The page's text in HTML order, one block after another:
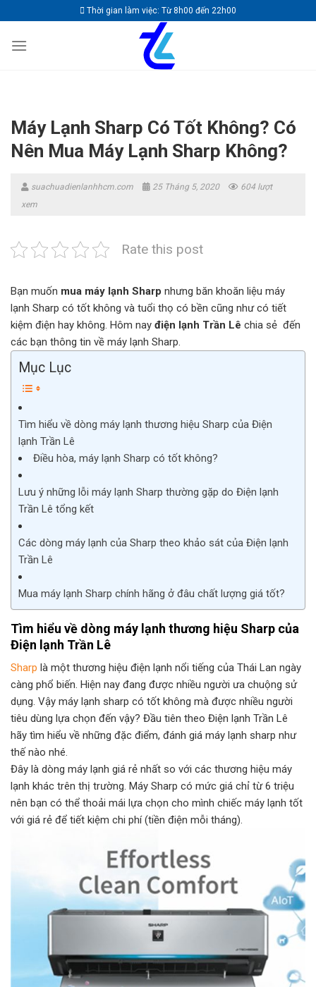
to
content
Thời gian làm việc: Từ 8h00 đến 22h00
Máy Lạnh Sharp Có Tốt Không? Có
Nên Mua Máy Lạnh Sharp Không?
suachuadienlanhhcm.com 25 Tháng 5, 2020
604 lượt
xem
Rate this post
Bạn muốn mua máy lạnh Sharp nhưng băn khoăn liệu máy
lạnh Sharp có tốt không và tuổi thọ có bền cũng như có tiết
kiệm điện hay không. Hôm nay điện lạnh Trần Lê chia sẻ đến
các bạn thông tin về máy lạnh Sharp.
Mục Lục
Tìm hiểu về dòng máy lạnh thương hiệu Sharp của Điện
lạnh Trần Lê
Điều hòa, máy lạnh Sharp có tốt không?
Lưu ý những lỗi máy lạnh Sharp thường gặp do Điện lạnh
Trần Lê tổng kết
Các dòng máy lạnh của Sharp theo khảo sát của Điện lạnh
Trần Lê
Mua máy lạnh Sharp chính hãng ở đâu chất lượng giá tốt?
Tìm hiểu về dòng máy lạnh thương hiệu Sharp của
Điện lạnh Trần Lê
Sharp là một thương hiệu điện lạnh nổi tiếng của Thái Lan ngày
càng phổ biến. Hiện nay đang được nhiều người ưa chuộng sử
dụng. Vậy máy lạnh sharp có tốt không mà được nhiều người
tiêu dùng lựa chọn đến vậy? Đầu tiên theo Điện lạnh Trần Lê
hãy tìm hiểu về những đặc điểm, đánh giá máy lạnh sharp như
thế nào nhé.
Đây là dòng máy lạnh giá rẻ nhất so với các thương hiệu máy
lạnh khác trên thị trường. Máy Sharp có mức giá chỉ từ 6 triệu
nên bạn có thể thoải mái lựa chọn cho mình chiếc máy lạnh tốt
với giá rẻ để tiết kiệm chi phí (tiền điện mỗi tháng).